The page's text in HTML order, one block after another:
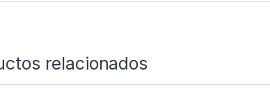
relacionados